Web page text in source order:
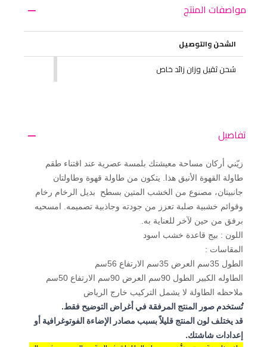
مواصفات المنتج
الشحن والتوصيل
شحن ثقيل وزان زائد خاص
تفاصيل
زيّني أركان مساحة معيشتك بلمسة عصرية عند اقتناء طقم
طاولة القهوة الأنيق هذا. يتكون من طاولة قهوة وطاولتان
جانبيتان، مصنوع من الخشب المتين بسطح بديل الرخام رخام
وقوائم خشبية صلبة تعزز من جودته وجاذبية تصميمه. امسحيه
برفق من حين لآخر للعناية به.
اللون : بيج قاعدة خشب اسود
المقاسات :
الطول 35سم العرض 35سم الارتفاع 56سم
الطاوله الكبير الطول 90سم العرض 90سم الارتفاع 50سم
ملاحظه الطاولة لا يشمل التركيب خارج الرياض
تُستخدم صور المنتج المرفقة في أغراض التوضيح فقط.
قد يختلف لون المنتج قليلاً بسبب مصادر الإضاءة الفوتوغرافية أو
إعدادات شاشتك.